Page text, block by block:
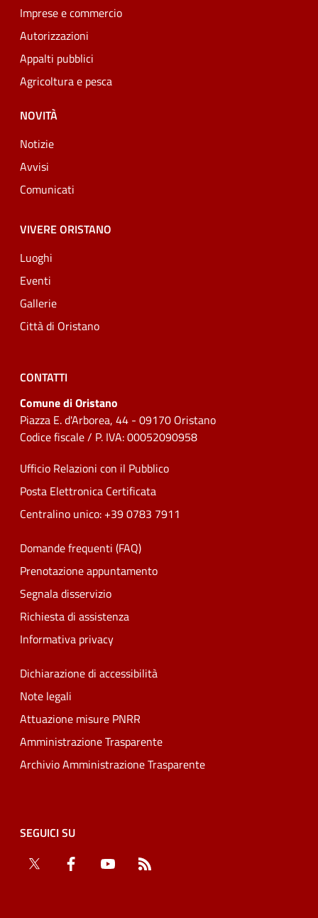
Imprese e commercio
Autorizzazioni
Appalti pubblici
Agricoltura e pesca
NOVITÀ
Notizie
Avvisi
Comunicati
VIVERE ORISTANO
Luoghi
Eventi
Gallerie
Città di Oristano
CONTATTI
Comune di Oristano
Piazza E. d'Arborea, 44 - 09170 Oristano
Codice fiscale / P. IVA: 00052090958
Ufficio Relazioni con il Pubblico
Posta Elettronica Certificata
Centralino unico: +39 0783 7911
Domande frequenti (FAQ)
Prenotazione appuntamento
Segnala disservizio
Richiesta di assistenza
Informativa privacy
Dichiarazione di accessibilità
Note legali
Attuazione misure PNRR
Amministrazione Trasparente
Archivio Amministrazione Trasparente
SEGUICI SU
Twitter
Facebook YouTube